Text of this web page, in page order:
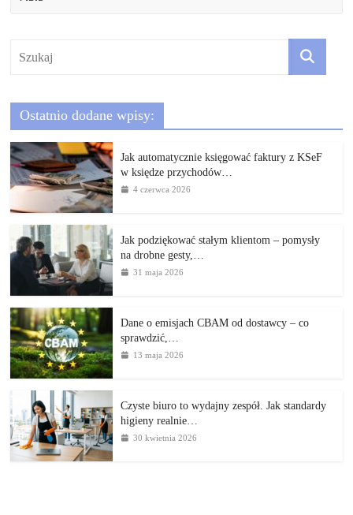
Ostatnio dodane wpisy:
Jak automatycznie księgować faktury z KSeF
w księdze przychodów…
4 czerwca 2026
Jak podziękować stałym klientom – pomysły
na drobne gesty,…
31 maja 2026
Dane o emisjach CBAM od dostawcy – co
sprawdzić,…
13 maja 2026
Czyste biuro to wydajny zespół. Jak standardy
higieny realnie…
30 kwietnia 2026